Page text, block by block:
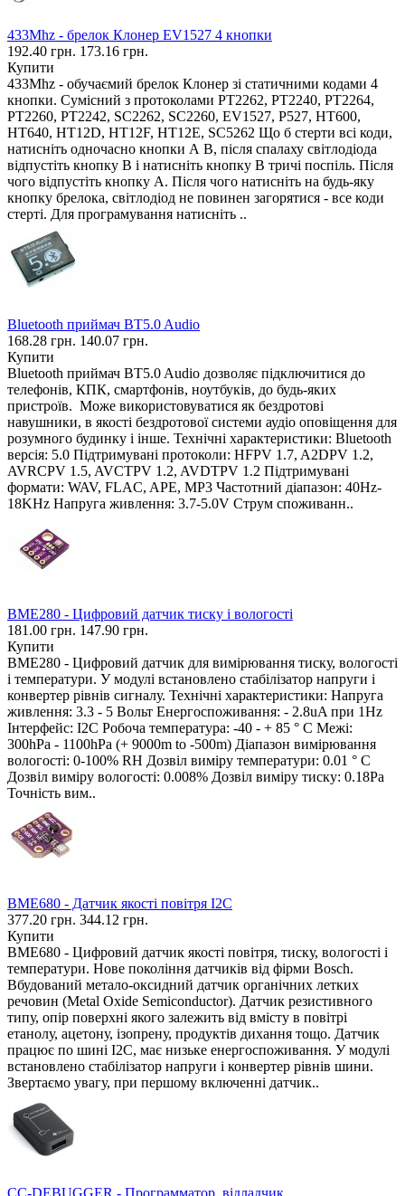
433Mhz - брелок Клонер EV1527 4 кнопки
192.40 грн. 173.16 грн.
Купити
433Mhz - обучаємий брелок Клонер зі статичними кодами 4
кнопки. Сумісний з протоколами PT2262, PT2240, PT2264,
PT2260, PT2242, SC2262, SC2260, EV1527, P527, HT600,
HT640, HT12D, HT12F, HT12E, SC5262 Що б стерти всі коди,
натисніть одночасно кнопки А В, після спалаху світлодіода
відпустіть кнопку В і натисніть кнопку В тричі поспіль. Після
чого відпустіть кнопку А. Після чого натисніть на будь-яку
кнопку брелока, світлодіод не повинен загорятися - все коди
стерті. Для програмування натисніть ..
Bluetooth приймач BT5.0 Audio
168.28 грн. 140.07 грн.
Купити
Bluetooth приймач BT5.0 Audio дозволяє підключитися до
телефонів, КПК, смартфонів, ноутбуків, до будь-яких
пристроїв. Може використовуватися як бездротові
навушники, в якості бездротової системи аудіо оповіщення для
розумного будинку і інше. Технічні характеристики: Bluetooth
версія: 5.0 Підтримувані протоколи: HFPV 1.7, A2DPV 1.2,
AVRCPV 1.5, AVCTPV 1.2, AVDTPV 1.2 Підтримувані
формати: WAV, FLAC, APE, MP3 Частотний діапазон: 40Hz-
18KHz Напруга живлення: 3.7-5.0V Струм споживанн..
BME280 - Цифровий датчик тиску і вологості
181.00 грн. 147.90 грн.
Купити
BME280 - Цифровий датчик для вимірювання тиску, вологості
і температури. У модулі встановлено стабілізатор напруги і
конвертер рівнів сигналу. Технічні характеристики: Напруга
живлення: 3.3 - 5 Вольт Енергоспоживання: - 2.8uA при 1Hz
Інтерфейс: I2C Робоча температура: -40 - + 85 ° C Межі:
300hPa - 1100hPa (+ 9000m to -500m) Діапазон вимірювання
вологості: 0-100% RH Дозвіл виміру температури: 0.01 ° C
Дозвіл виміру вологості: 0.008% Дозвіл виміру тиску: 0.18Pa
Точність вим..
BME680 - Датчик якості повітря I2C
377.20 грн. 344.12 грн.
Купити
BME680 - Цифровий датчик якості повітря, тиску, вологості і
температури. Нове покоління датчиків від фірми Bosch.
Вбудований метало-оксидний датчик органічних летких
речовин (Metal Oxide Semiconductor). Датчик резистивного
типу, опір поверхні якого залежить від вмісту в повітрі
етанолу, ацетону, ізопрену, продуктів дихання тощо. Датчик
працює по шині I2C, має низьке енергоспоживання. У модулі
встановлено стабілізатор напруги і конвертер рівнів шини.
Звертаємо увагу, при першому включенні датчик..
CC-DEBUGGER - Программатор, відладчик